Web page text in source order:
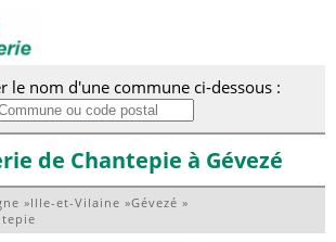
le nom d'une commune ci-dessous :
de Chantepie à Gévezé
»Ille-et-Vilaine »Gévezé »